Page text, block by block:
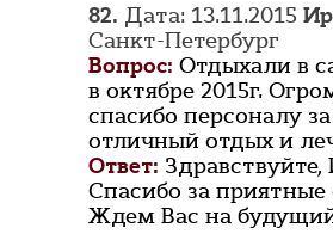
82. Дата: 13.11.2015
Санкт-Петербург
Вопрос: Отдыхали в
в октябре 2015г.
спасибо персоналу за
отличный отдых и
Ответ:
Спасибо за приятные
Ждем Вас на